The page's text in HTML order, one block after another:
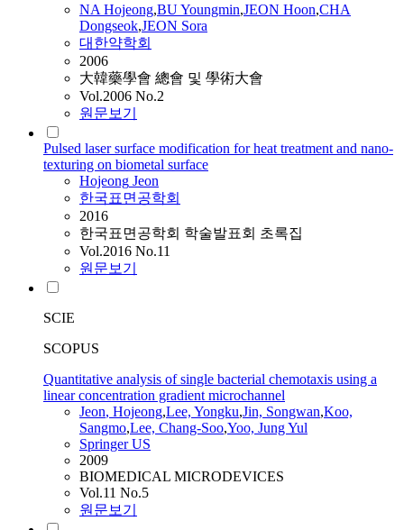
NAHojeong,BU Youngmin,JEON Hoon,CHA
Dongseok,JEON Sora
대한약학회
2006
大韓藥學會 總會 및 學術大會
Vol.2006 No.2
원문보기
Pulsed laser surface modification for heat treatment and nano-
texturing on biometal surface
Hojeong Jeon
한국표면공학회
2016
한국표면공학회 학술발표회 초록집
Vol.2016 No.11
원문보기
SCIE
SCOPUS
Quantitative analysis of single bacterial chemotaxis using a
linear concentration gradient microchannel
Jeon, Hojeong,Lee, Yongku,Jin, Songwan,Koo,
Sangmo,Lee, Chang-Soo,Yoo, Jung Yul
Springer US
2009
BIOMEDICAL MICRODEVICES
Vol.11 No.5
원문보기